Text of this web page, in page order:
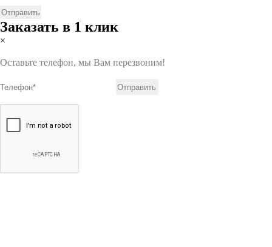
Заказать в 1 клик
×
Оставьте телефон, мы Вам перезвоним!